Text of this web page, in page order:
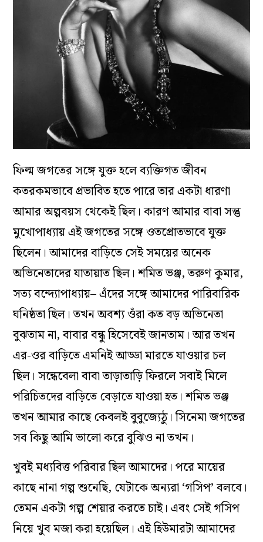
ফিল্ম জগতের সঙ্গে যুক্ত হলে ব‌্যক্তিগত জীবন
কতরকমভাবে প্রভাবিত হতে পারে তার একটা ধারণা
আমার অল্পবয়স থেকেই ছিল। কারণ আমার বাবা সন্তু
মুখোপাধ‌্যায় এই জগতের সঙ্গে ওতপ্রোতভাবে যুক্ত
ছিলেন। আমাদের বাড়িতে সেই সময়ের অনেক
অভিনেতাদের যাতায়াত ছিল। শমিত ভঞ্জ, তরুণ কুমার,
সত‌্য বন্দ‌্যোপাধ‌্যায়– এঁদের সঙ্গে আমাদের পারিবারিক
ঘনিষ্ঠতা ছিল। তখন অবশ‌্য ওঁরা কত বড় অভিনেতা
বুঝতাম না, বাবার বন্ধু হিসেবেই জানতাম। আর তখন
এর-ওর বাড়িতে এমনিই আড্ডা মারতে যাওয়ার চল
ছিল। সন্ধেবেলা বাবা তাড়াতাড়ি ফিরলে সবাই মিলে
পরিচিতদের বাড়িতে বেড়াতে যাওয়া হত। শমিত ভঞ্জ
তখন আমার কাছে কেবলই বুবুজ্যেঠু‌। সিনেমা জগতের
সব কিছু আমি ভালো করে বুঝিও না তখন।
খুবই মধ‌্যবিত্ত পরিবার ছিল আমাদের। পরে মায়ের
কাছে নানা গল্প শুনেছি, যেটাকে অন‌্যরা ‘গসিপ’ বলবে।
তেমন একটা গল্প শেয়ার করতে চাই। এবং সেই গসিপ
নিয়ে খুব মজা করা হয়েছিল। এই হিউমারটা আমাদের